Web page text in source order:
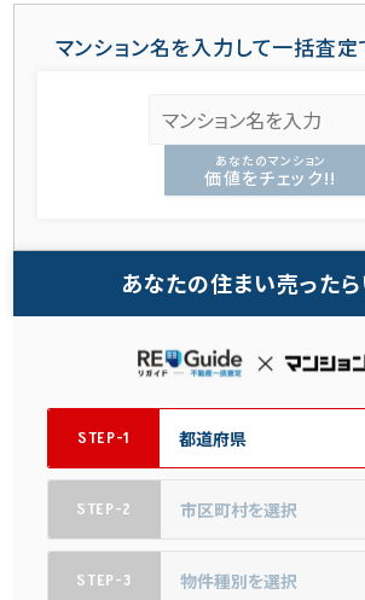
マンション名を入力して一括査定
あなたのマンション
価値をチェック!!
あなたの住まい売ったら
STEP-1
STEP-2
STEP-3